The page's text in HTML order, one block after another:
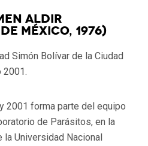
ALDIR
México, 1976)
Simón Bolívar de la Ciudad
2001.
2001 forma parte del equipo
de Parásitos, en la
la Universidad Nacional